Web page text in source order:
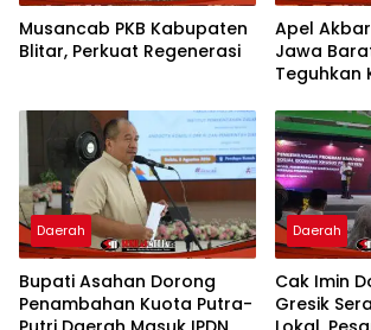
Musancab PKB Kabupaten
Blitar, Perkuat Regenerasi
Apel
Jawa
Teguhkan
Daerah
Bupati Asahan Dorong
Penambahan Kuota Putra-
Daerah
Cak Imin
Gresik